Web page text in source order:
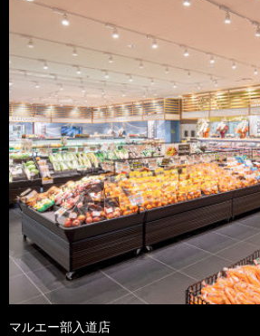
マルエー部入道店